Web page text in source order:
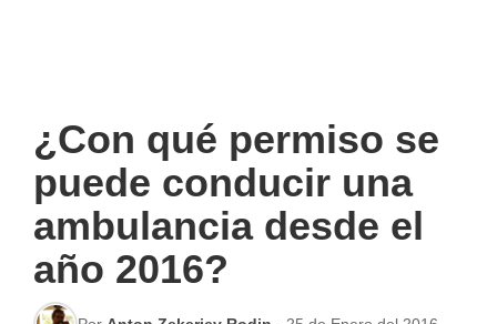
¿Con qué permiso se
puede conducir una
ambulancia desde el
año 2016?